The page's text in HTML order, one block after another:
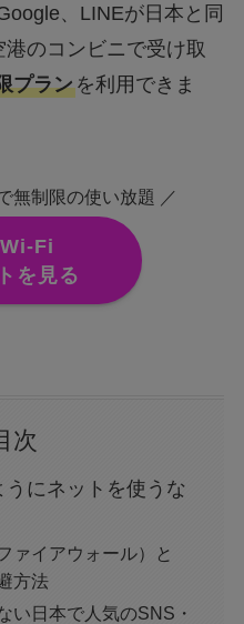
、LINEが日本と同
のコンビニで受け取
プランを利用できま
無制限の使い放題 ／
Fi
を見る
次
にネットを使うな
ァイアウォール）と
方法
い日本で人気のSNS・